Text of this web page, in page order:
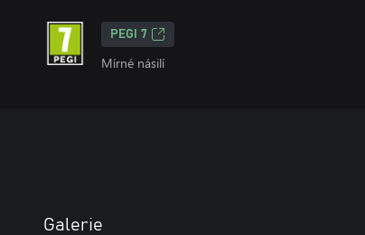
PEGI 7
Mírné násilí
Galerie